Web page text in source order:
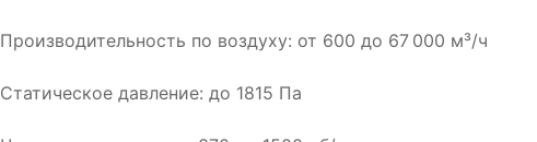
Производительность по воздуху: от 600 до 67 000 м³/ч
Статическое давление: до 1815 Па